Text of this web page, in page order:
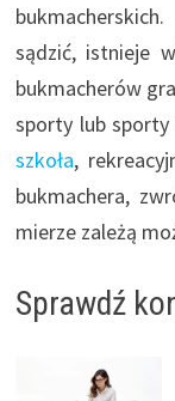
sądzić, istnieje
bukmacherów
sporty lub sporty
szkoła,
bukmachera,
mierze zależą
Sprawdź